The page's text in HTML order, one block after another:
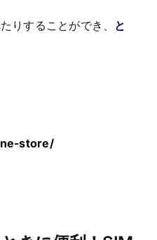
りすることができ、 と
store/